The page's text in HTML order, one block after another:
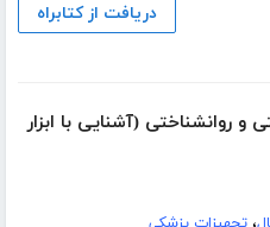
دریافت از کتابراه
و روانشناختی (آشنایی با ابزار